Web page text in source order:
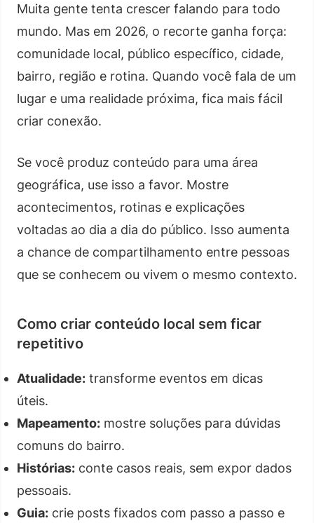
Muita gente tenta crescer falando para todo
mundo. Mas em 2026, o recorte ganha força:
comunidade local, público específico, cidade,
bairro, região e rotina. Quando você fala de um
lugar e uma realidade próxima, fica mais fácil
criar conexão.
Se você produz conteúdo para uma área
geográfica, use isso a favor. Mostre
acontecimentos, rotinas e explicações
voltadas ao dia a dia do público. Isso aumenta
a chance de compartilhamento entre pessoas
que se conhecem ou vivem o mesmo contexto.
Como criar conteúdo local sem ficar
repetitivo
Atualidade: transforme eventos em dicas
úteis.
Mapeamento: mostre soluções para dúvidas
comuns do bairro.
Histórias: conte casos reais, sem expor dados
pessoais.
Guia: crie posts fixados com passo a passo e